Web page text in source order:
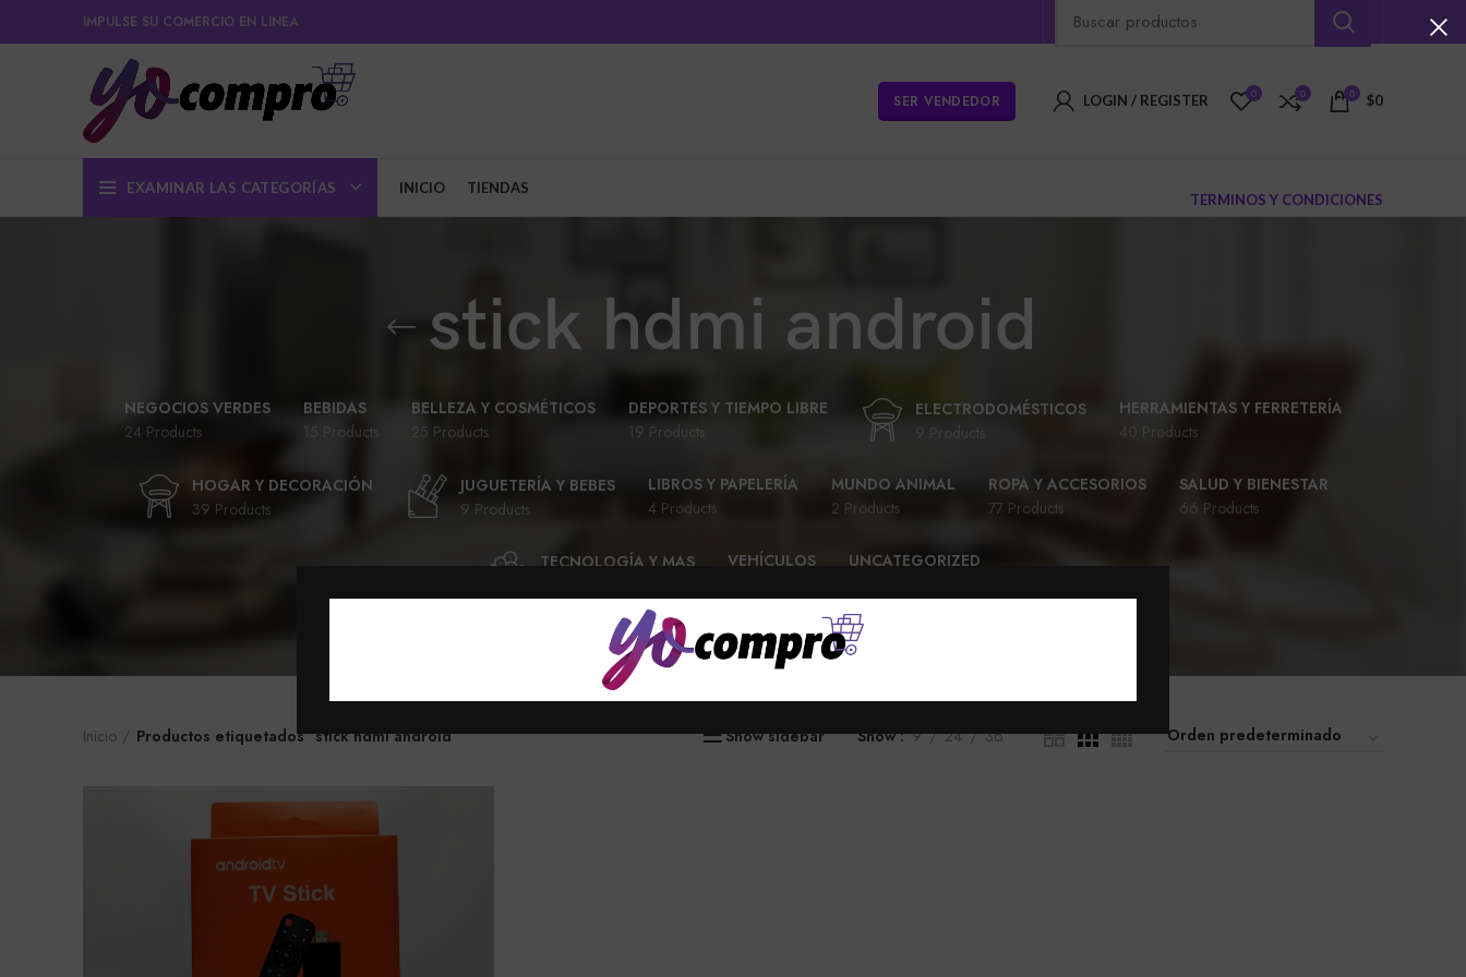
IMPULSE SU COMERCIO EN LINEA
SER VENDEDOR LOGIN / REGISTER 0 0 0 $0
EXAMINAR LAS CATEGORÍAS INICIO TIENDAS
TERMINOS Y CONDICIONES
stick hdmi android
NEGOCIOS VERDES
24 Products
BEBIDAS
15 Products
BELLEZA Y COSMÉTICOS
25 Products
DEPORTES Y TIEMPO LIBRE
19 Products
ELECTRODOMÉSTICOS
9 Products
HERRAMIENTAS Y FERRETERÍA
40 Products
HOGAR Y DECORACIÓN
39 Products
JUGUETERÍA Y BEBES
9 Products
LIBROS Y PAPELERÍA
4 Products
MUNDO ANIMAL
2 Products
ROPA Y ACCESORIOS
77 Products
SALUD Y BIENESTAR
66 Products
TECNOLOGÍA Y MAS
VEHÍCULOS
UNCATEGORIZED
Inicio Productos etiquetados “stick hdmi android” Show sidebar Show 9 24 36